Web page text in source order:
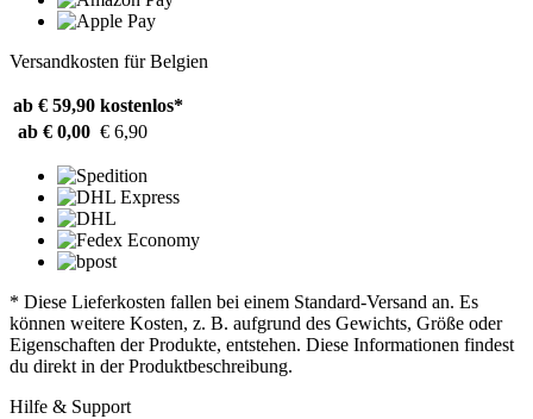
Versandkosten für Belgien
ab € 59,90 kostenlos*
ab € 0,00 € 6,90
* Diese Lieferkosten fallen bei einem Standard-Versand an. Es
können weitere Kosten, z. B. aufgrund des Gewichts, Größe oder
Eigenschaften der Produkte, entstehen. Diese Informationen findest
du direkt in der Produktbeschreibung.
Hilfe & Support